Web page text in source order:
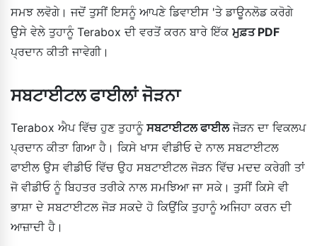
ਸਮਝ ਲਵੋਗੇ। ਜਦੋਂ ਤੁਸੀਂ ਇਸਨੂੰ ਆਪਣੇ ਡਿਵਾਈਸ 'ਤੇ ਡਾਊਨਲੋਡ ਕਰੋਗੇ
ਉਸੇ ਵੇਲੇ ਤੁਹਾਨੂੰ Terabox ਦੀ ਵਰਤੋਂ ਕਰਨ ਬਾਰੇ ਇੱਕ ਮੁਫ਼ਤ PDF
ਪ੍ਰਦਾਨ ਕੀਤੀ ਜਾਵੇਗੀ।
ਸਬਟਾਈਟਲ ਫਾਈਲਾਂ ਜੋੜਨਾ
Terabox ਐਪ ਵਿੱਚ ਹੁਣ ਤੁਹਾਨੂੰ ਸਬਟਾਈਟਲ ਫਾਈਲਜੋੜਨ ਦਾ ਵਿਕਲਪ
ਪ੍ਰਦਾਨ ਕੀਤਾ ਗਿਆ ਹੈ। ਕਿਸੇ ਖਾਸ ਵੀਡੀਓ ਦੇ ਨਾਲ ਸਬਟਾਈਟਲ
ਫਾਈਲ ਉਸ ਵੀਡੀਓ ਵਿੱਚ ਉਹ ਸਬਟਾਈਟਲ ਜੋੜਨ ਵਿੱਚ ਮਦਦ ਕਰੇਗੀ ਤਾਂ
ਜੋ ਵੀਡੀਓ ਨੂੰ ਬਿਹਤਰ ਤਰੀਕੇ ਨਾਲ ਸਮਝਿਆ ਜਾ ਸਕੇ। ਤੁਸੀਂ ਕਿਸੇ ਵੀ
ਭਾਸ਼ਾ ਦੇ ਸਬਟਾਈਟਲ ਜੋੜ ਸਕਦੇ ਹੋ ਕਿਉਂਕਿ ਤੁਹਾਨੂੰ ਅਜਿਹਾ ਕਰਨ ਦੀ
ਆਜ਼ਾਦੀ ਹੈ।